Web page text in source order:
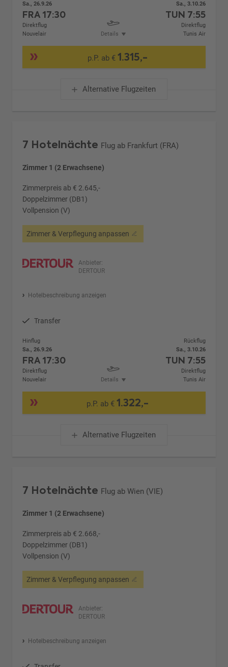
Sa., 26.9.26
FRA17:30
Direktflug
Nouvelair
Details
Sa., 3.10.26
TUN 7:55
Direktflug
Tunis Air
p.P. ab €1.315,-
Alternative Flugzeiten
7 Hotelnächte Flug ab Frankfurt (FRA)
Zimmer 1 (2 Erwachsene)
Zimmerpreis ab € 2.645,-
Doppelzimmer (DB1)
Vollpension (V)
Zimmer & Verpflegung anpassen
Anbieter:
DERTOUR
Hotelbeschreibung anzeigen
Transfer
Hinflug
Sa., 26.9.26
FRA17:30
Direktflug
Nouvelair
Details
Rückflug
Sa., 3.10.26
TUN 7:55
Direktflug
Tunis Air
p.P. ab €1.322,-
Alternative Flugzeiten
7 Hotelnächte Flug ab Wien (VIE)
Zimmer 1 (2 Erwachsene)
Zimmerpreis ab € 2.668,-
Doppelzimmer (DB1)
Vollpension (V)
Zimmer & Verpflegung anpassen
Anbieter:
DERTOUR
Hotelbeschreibung anzeigen